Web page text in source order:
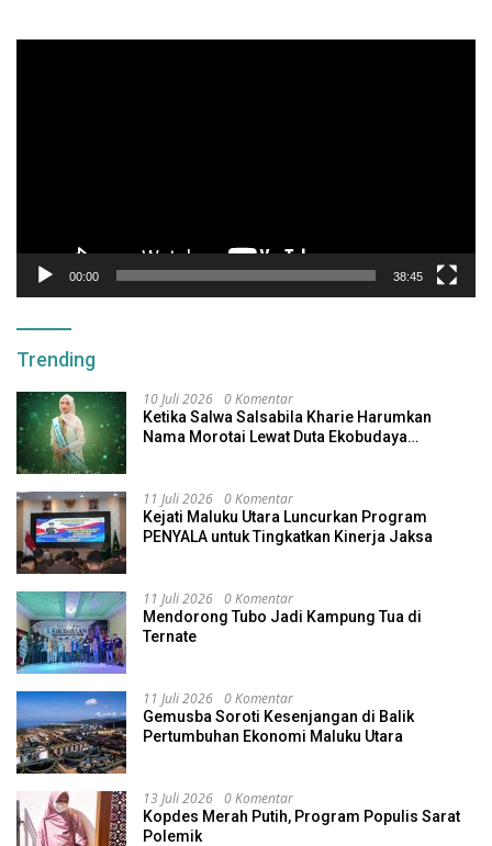
00:00 38:45
Trending
10 Juli 2026 0 Komentar
Ketika Salwa Salsabila Kharie Harumkan
Nama Morotai Lewat Duta Ekobudaya
11 Juli 2026 0 Komentar
Kejati Maluku Utara Luncurkan Program
PENYALA untuk Tingkatkan Kinerja Jaksa
11 Juli 2026 0 Komentar
Mendorong Tubo Jadi Kampung Tua di
Ternate
11 Juli 2026 0 Komentar
Gemusba Soroti Kesenjangan di Balik
Pertumbuhan Ekonomi Maluku Utara
13 Juli 2026 0 Komentar
Kopdes Merah Putih, Program Populis Sarat
Polemik